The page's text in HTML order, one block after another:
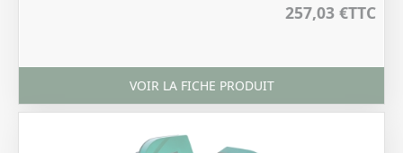
257,03 €TTC
VOIR LA FICHE PRODUIT